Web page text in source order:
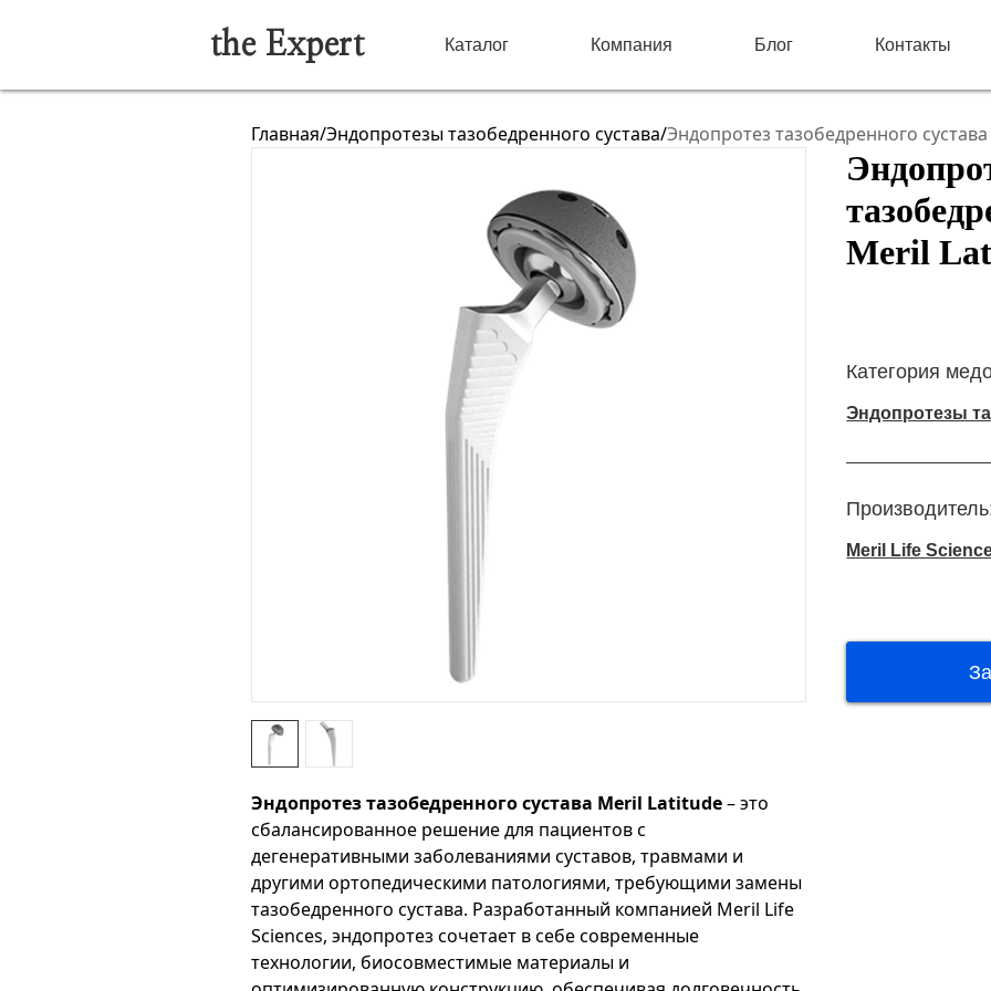
the Expert Каталог Компания Блог Контакты
Главная/Эндопротезы тазобедренного сустава/Эндопротез тазобедренного
Meril
Категория
Эндопротезы
Meril Life
Эндопротез тазобедренного сустава Meril Latitude– это
сбалансированное решение для пациентов с
дегенеративными заболеваниями суставов, травмами и
другими ортопедическими патологиями, требующими замены
тазобедренного сустава. Разработанный компанией Meril Life
Sciences, эндопротез сочетает в себе современные
технологии, биосовместимые материалы и